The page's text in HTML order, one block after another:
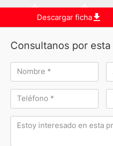
Descargar ficha
Consultanos por